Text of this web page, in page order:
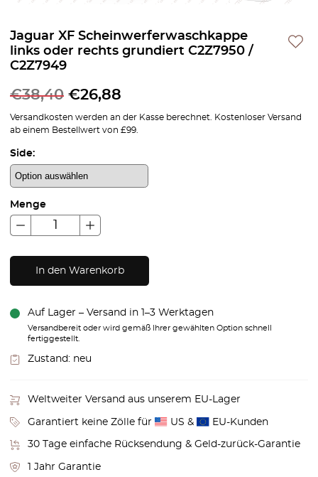
Jaguar XF Scheinwerferwaschkappe
links oder rechts grundiert C2Z7950 /
C2Z7949
€38,40 €26,88
Versandkosten werden an der Kasse berechnet. Kostenloser Versand
ab einem Bestellwert von £99.
Side:
Menge
In den Warenkorb
Auf Lager – Versand in 1–3 Werktagen
Versandbereit oder wird gemäß Ihrer gewählten Option schnell
fertiggestellt.
Zustand: neu
Weltweiter Versand aus unserem EU-Lager
Garantiert keine Zölle für US & EU-Kunden
30 Tage einfache Rücksendung & Geld-zurück-Garantie
1 Jahr Garantie